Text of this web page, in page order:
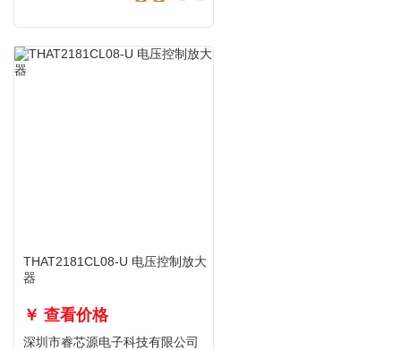
THAT2181CL08-U 电压控制放大
器
￥ 查看价格
深圳市睿芯源电子科技有限公司